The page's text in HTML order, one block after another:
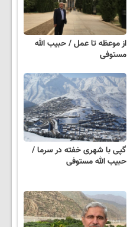
از موعظه تا عمل / حبیب الله
مستوفی
گپی با شهری خفته در سرما /
حبیب الله مستوفی